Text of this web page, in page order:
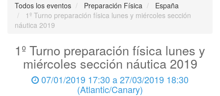
Todos los eventos
Preparación Física
España
1º Turno preparación física lunes y miércoles sección
náutica 2019
1º Turno preparación física lunes y
miércoles sección náutica 2019
07/01/2019 17:30 a27/03/2019 18:30
(Atlantic/Canary)